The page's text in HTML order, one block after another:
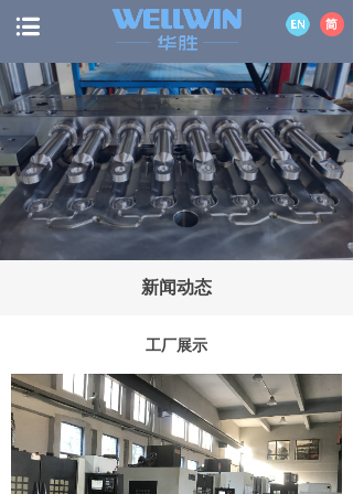
新闻动态
工厂展示